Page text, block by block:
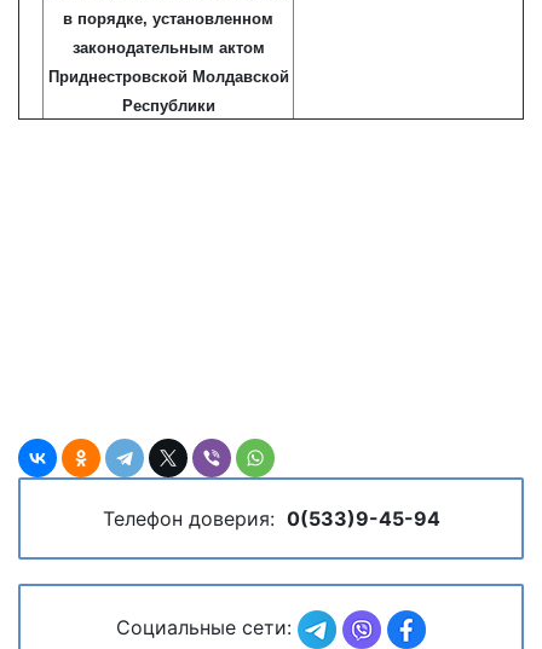
в порядке, установленном
законодательным актом
Приднестровской Молдавской
Республики
Телефон доверия: 0(533)9-45-94
Социальные сети: